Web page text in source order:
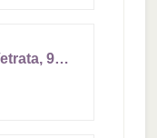
75 Pcs Carta Vetrata, 90x 30mm Carta Abrasiva, Grane 120 to 5000